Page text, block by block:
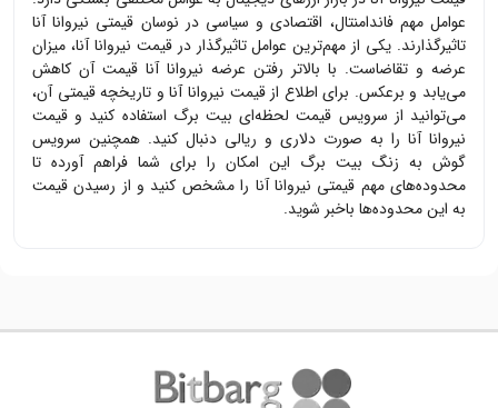
عوامل مهم فاندامنتال، اقتصادی و سیاسی در نوسان قیمتی نیروانا آنا
تاثیرگذارند. یکی از مهم‌ترین عوامل تاثیرگذار در قیمت نیروانا آنا، میزان
عرضه و تقاضاست. با بالاتر رفتن عرضه نیروانا آنا قیمت آن کاهش
می‌یابد و برعکس. برای اطلاع از قیمت نیروانا آناو تاریخچه قیمتی آن،
می‌توانید از سرویس قیمت لحظه‌ای بیت برگ استفاده کنید و قیمت
نیروانا آنا را به صورت دلاری و ریالی دنبال کنید. همچنین سرویس
گوش به زنگ بیت برگ این امکان را برای شما فراهم آورده تا
محدوده‌های مهم قیمتی نیروانا آنا را مشخص کنید و از رسیدن قیمت
به این محدوده‌ها باخبر شوید.